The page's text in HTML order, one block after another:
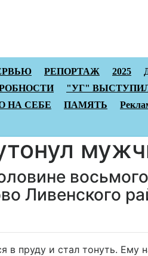
РЕПОРТАЖ 2025
"УГ"
НА СЕБЕ ПАМЯТЬ
восьмого
Ливенского
в пруду и стал тонуть. Ему